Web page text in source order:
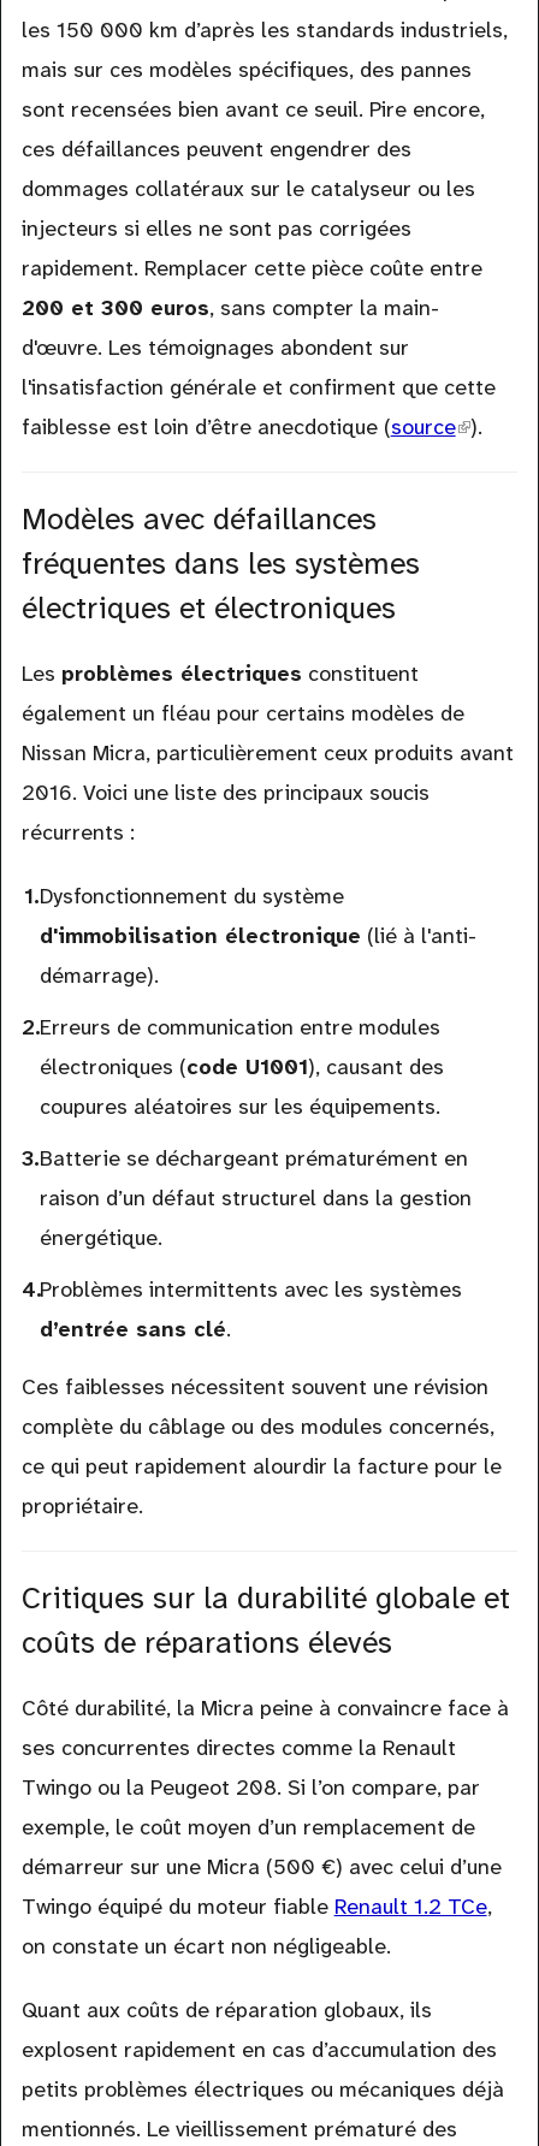
les 150 000 km d’après les standards industriels,
mais sur ces modèles spécifiques, des pannes
sont recensées bien avant ce seuil. Pire encore,
ces défaillances peuvent engendrer des
dommages collatéraux sur le catalyseur ou les
injecteurs si elles ne sont pas corrigées
rapidement. Remplacer cette pièce coûte entre
200 et 300 euros, sans compter la main-
d'œuvre. Les témoignages abondent sur
l'insatisfaction générale et confirment que cette
faiblesse est loin d’être anecdotique (source(link
).
Modèles avec défaillances
fréquentes dans les systèmes
électriques et électroniques
Les problèmes électriques constituent
également un fléau pour certains modèles de
Nissan Micra, particulièrement ceux produits avant
2016. Voici une liste des principaux soucis
récurrents :
Dysfonctionnement du système
d'immobilisation électronique (lié à l'anti-
démarrage).
Erreurs de communication entre modules
électroniques (code U1001), causant des
coupures aléatoires sur les équipements.
Batterie se déchargeant prématurément en
raison d’un défaut structurel dans la gestion
énergétique.
Problèmes intermittents avec les systèmes
d’entrée sans clé.
Ces faiblesses nécessitent souvent une révision
complète du câblage ou des modules concernés,
ce qui peut rapidement alourdir la facture pour le
propriétaire.
Critiques sur la durabilité globale et
coûts de réparations élevés
Côté durabilité, la Micra peine à convaincre face à
ses concurrentes directes comme la Renault
Twingo ou la Peugeot 208. Si l’on compare, par
exemple, le coût moyen d’un remplacement de
démarreur sur une Micra (500 €) avec celui d’une
Twingo équipé du moteur fiable Renault 1.2 TCe,
on constate un écart non négligeable.
Quant aux coûts de réparation globaux, ils
explosent rapidement en cas d’accumulation des
petits problèmes électriques ou mécaniques déjà
mentionnés. Le vieillissement prématuré des